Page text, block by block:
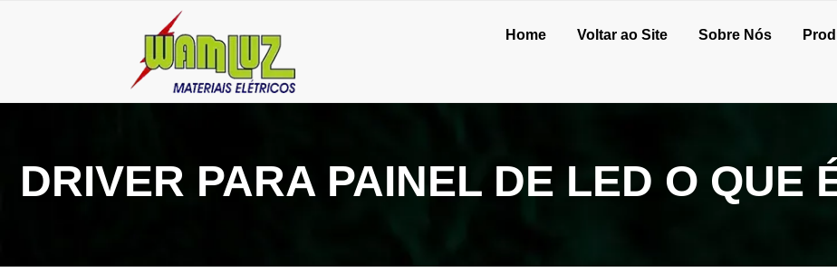
Home Voltar ao Site Sobre Nós
DRIVER PARA PAINEL DE LED O QUE